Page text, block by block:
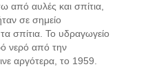
από αυλές και σπίτια,
σε σημείο
σπίτια. Το υδραγωγείο
νερό από την
αργότερα, το 1959.